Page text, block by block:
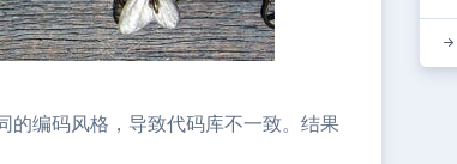
编码风格，导致代码库不一致。结果